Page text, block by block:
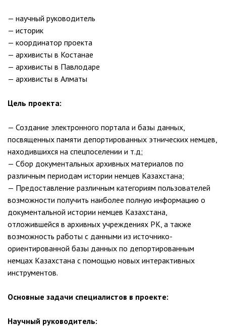
— научный руководитель
— историк
— координатор проекта
— архивисты в Костанае
— архивисты в Павлодаре
— архивисты в Алматы
Цель проекта:
— Создание электронного портала и базы данных,
посвященных памяти депортированных этнических немцев,
находившихся на спецпоселении и т.д;
— Сбор документальных архивных материалов по
различным периодам истории немцев Казахстана;
— Предоставление различным категориям пользователей
возможности получить наиболее полную информацию о
документальной истории немцев Казахстана,
отложившейся в архивных учреждениях РК, а также
возможность работы с данными из источнико-
ориентированной базы данных по депортированным
немцах Казахстана с помощью новых интерактивных
инструментов.
Основные задачи специалистов в проекте:
Научный руководитель: